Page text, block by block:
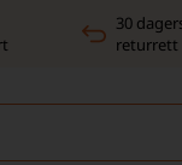
30
returrett